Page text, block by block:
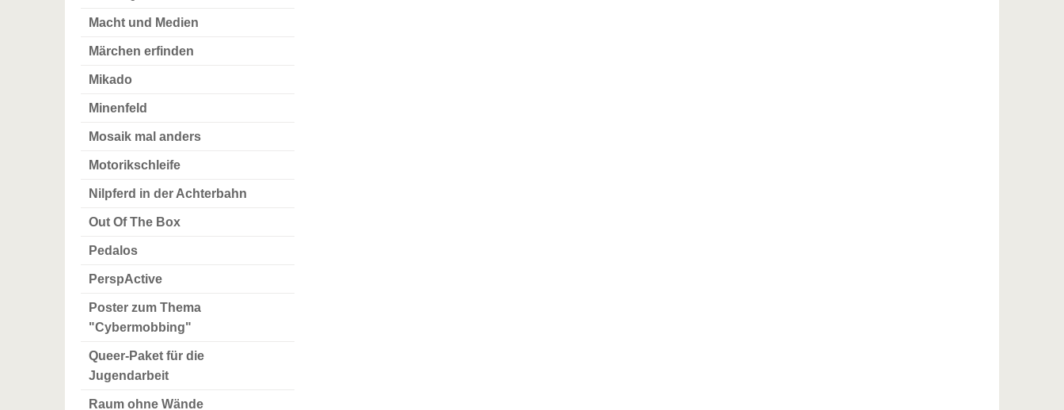
Macht und Medien
Märchen erfinden
Mikado
Minenfeld
Mosaik mal anders
Motorikschleife
Nilpferd in der Achterbahn
Out Of The Box
Pedalos
PerspActive
Poster zum Thema
"Cybermobbing"
Queer-Paket für die
Jugendarbeit
Raum ohne Wände